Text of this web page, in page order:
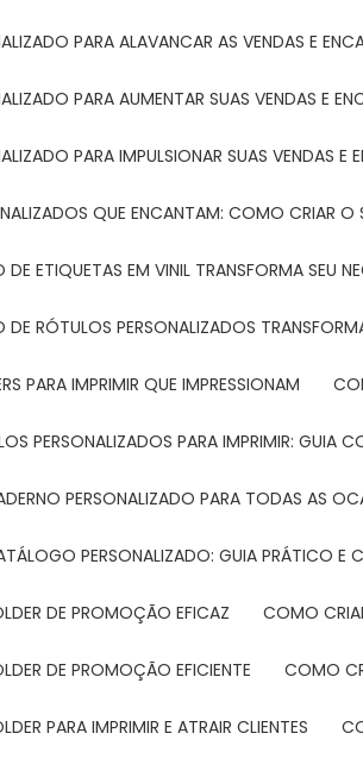
PARA ALAVANCAR AS VENDAS E
PARA AUMENTAR SUAS VENDAS E
PARA IMPULSIONAR SUAS VENDAS E
QUE ENCANTAM: COMO CRIAR O
DE ETIQUETAS EM VINIL TRANSFORMA SEU
DE RÓTULOS PERSONALIZADOS
PARA IMPRIMIR QUE IMPRESSIONAM
PERSONALIZADOS PARA IMPRIMIR: GUIA
PERSONALIZADO PARA TODAS AS
PERSONALIZADO: GUIA PRÁTICO E
DE PROMOÇÃO EFICAZ COMO
DE PROMOÇÃO EFICIENTE COMO
PARA IMPRIMIR E ATRAIR CLIENTES